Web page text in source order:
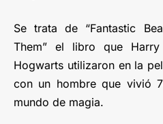
Se trata de “Fantastic
Them” el libro que
Hogwarts utilizaron en la
con un hombre que vivió
mundo de magia.